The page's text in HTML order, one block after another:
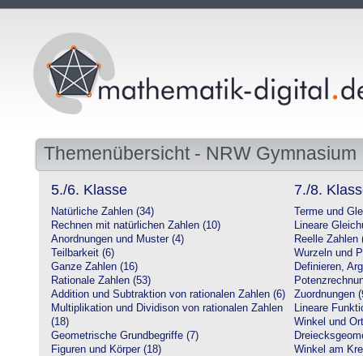
Themenübersicht - NRW Gymnasium
5./6. Klasse
Natürliche Zahlen (34)
Rechnen mit natürlichen Zahlen (10)
Anordnungen und Muster (4)
Teilbarkeit (6)
Ganze Zahlen (16)
Rationale Zahlen (53)
Addition und Subtraktion von rationalen Zahlen (6)
Multiplikation und Dividison von rationalen Zahlen
(18)
Geometrische Grundbegriffe (7)
Figuren und Körper (18)
7./8.
Terme und
Lineare
Reelle Zahlen
Wurzeln und
Definieren,
Zuordnungen
Lineare
Winkel und
Winkel am